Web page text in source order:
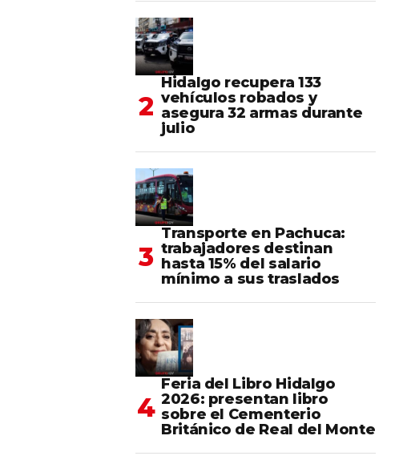
Hidalgo recupera 133
vehículos robados y
asegura 32 armas durante
julio
Transporte en Pachuca:
trabajadores destinan
hasta 15% del salario
mínimo a sus traslados
Feria del Libro Hidalgo
2026: presentan libro
sobre el Cementerio
Británico de Real del Monte